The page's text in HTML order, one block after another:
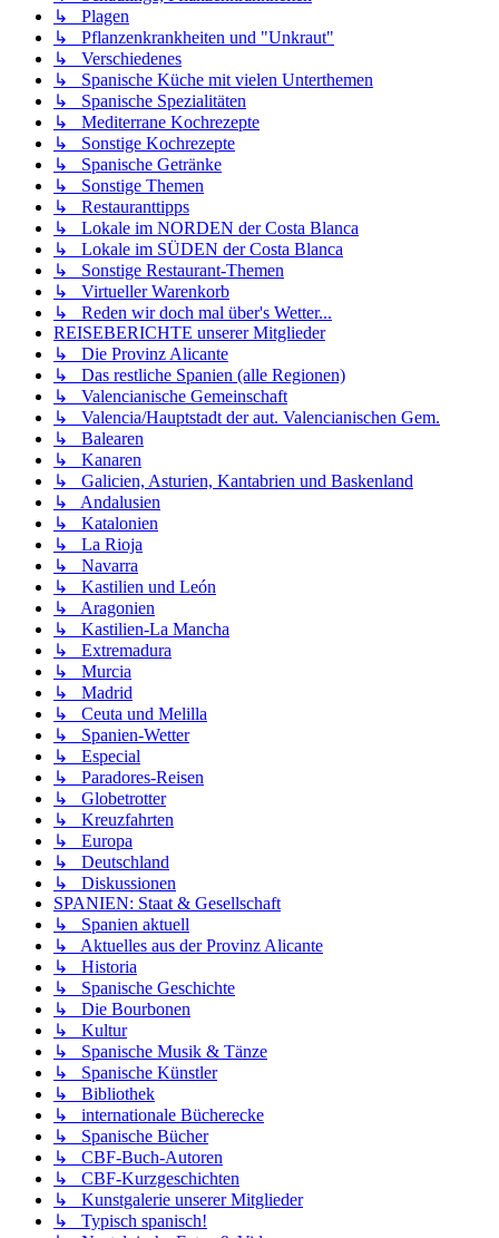
↳ Plagen
↳ Pflanzenkrankheiten und "Unkraut"
↳ Verschiedenes
↳ Spanische Küche mit vielen Unterthemen
↳ Spanische Spezialitäten
↳ Mediterrane Kochrezepte
↳ Sonstige Kochrezepte
↳ Spanische Getränke
↳ Sonstige Themen
↳ Restauranttipps
↳ Lokale im NORDEN der Costa Blanca
↳ Lokale im SÜDEN der Costa Blanca
↳ Sonstige Restaurant-Themen
↳ Virtueller Warenkorb
↳ Reden wir doch mal über's Wetter...
REISEBERICHTE unserer Mitglieder
↳ Die Provinz Alicante
↳ Das restliche Spanien (alle Regionen)
↳ Valencianische Gemeinschaft
↳ Valencia/Hauptstadt der aut. Valencianischen Gem.
↳ Balearen
↳ Kanaren
↳ Galicien, Asturien, Kantabrien und Baskenland
↳ Andalusien
↳ Katalonien
↳ La Rioja
↳ Navarra
↳ Kastilien und León
↳ Aragonien
↳ Kastilien-La Mancha
↳ Extremadura
↳ Murcia
↳ Madrid
↳ Ceuta und Melilla
↳ Spanien-Wetter
↳ Especial
↳ Paradores-Reisen
↳ Globetrotter
↳ Kreuzfahrten
↳ Europa
↳ Deutschland
↳ Diskussionen
SPANIEN: Staat & Gesellschaft
↳ Spanien aktuell
↳ Aktuelles aus der Provinz Alicante
↳ Historia
↳ Spanische Geschichte
↳ Die Bourbonen
↳ Kultur
↳ Spanische Musik & Tänze
↳ Spanische Künstler
↳ Bibliothek
↳ internationale Bücherecke
↳ Spanische Bücher
↳ CBF-Buch-Autoren
↳ CBF-Kurzgeschichten
↳ Kunstgalerie unserer Mitglieder
↳ Typisch spanisch!